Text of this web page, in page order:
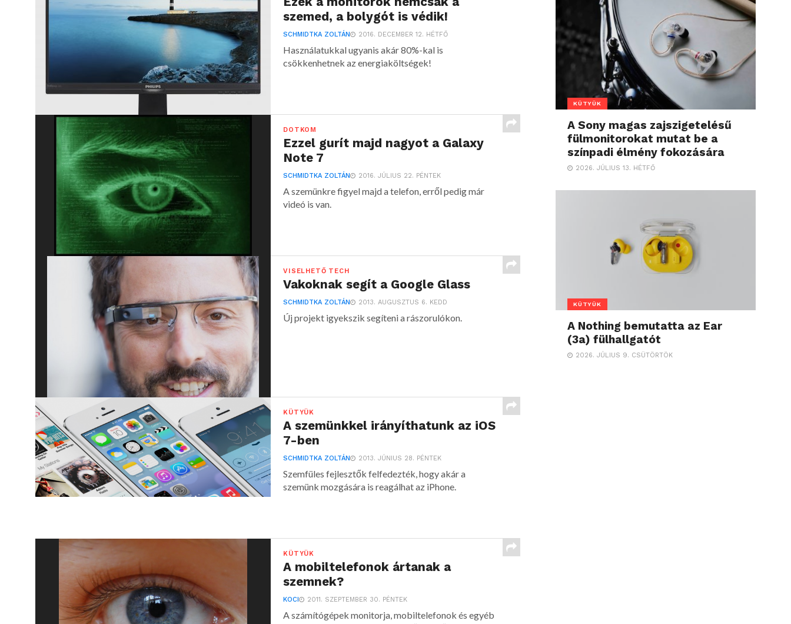
szemed, a bolygót is védik!
SCHMIDTKA ZOLTÁN 2016. DECEMBER 12. HÉTFŐ
Használatukkal ugyanis akár 80%-kal is
csökkenhetnek az energiaköltségek!
DOTKOM
Ezzel gurít majd nagyot a Galaxy
Note 7
SCHMIDTKA ZOLTÁN 2016. JÚLIUS 22. PÉNTEK
A szemünkre figyel majd a telefon, erről pedig már
videó is van.
VISELHETŐ TECH
Vakoknak segít a Google Glass
SCHMIDTKA ZOLTÁN 2013. AUGUSZTUS 6. KEDD
Új projekt igyekszik segíteni a rászorulókon.
KÜTYÜK
A szemünkkel irányíthatunk az iOS
7-ben
SCHMIDTKA ZOLTÁN 2013. JÚNIUS 28. PÉNTEK
Szemfüles fejlesztők felfedezték, hogy akár a
szemünk mozgására is reagálhat az iPhone.
KÜTYÜK
A mobiltelefonok ártanak a
szemnek?
KOCI 2011. SZEPTEMBER 30. PÉNTEK
A számítógépek monitorja, mobiltelefonok és egyéb
KÜTYÜK
A Sony magas zajszigetelésű
fülmonitorokat mutat be a
színpadi élmény fokozására
2026. JÚLIUS 13. HÉTFŐ
KÜTYÜK
A Nothing bemutatta az Ear
(3a) fülhallgatót
2026. JÚLIUS 9. CSÜTÖRTÖK